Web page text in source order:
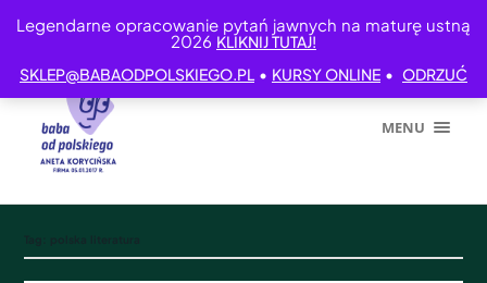
Legendarne opracowanie pytań jawnych na maturę ustną
2026 KLIKNIJ TUTAJ!
SKLEP@BABAODPOLSKIEGO.PL • KURSY ONLINE • ODRZUĆ
MENU